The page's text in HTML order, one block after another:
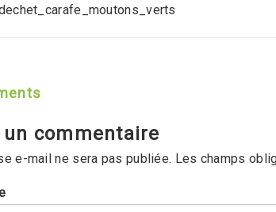
un commentaire
e-mail ne sera pas publiée. Les champs